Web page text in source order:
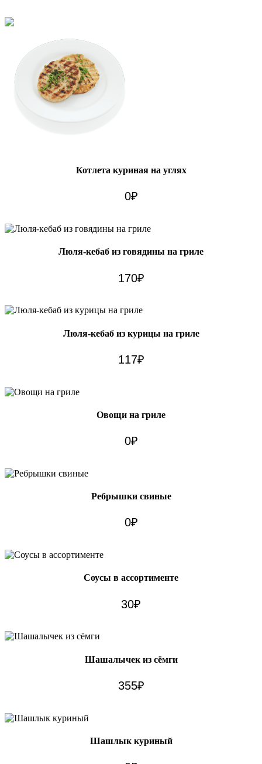
Котлета куриная на углях
0₽
Люля-кебаб из говядины на гриле
170₽
Люля-кебаб из курицы на гриле
117₽
Овощи на гриле
0₽
Ребрышки свиные
0₽
Соусы в ассортименте
30₽
Шашалычек из сёмги
355₽
Шашлык куриный